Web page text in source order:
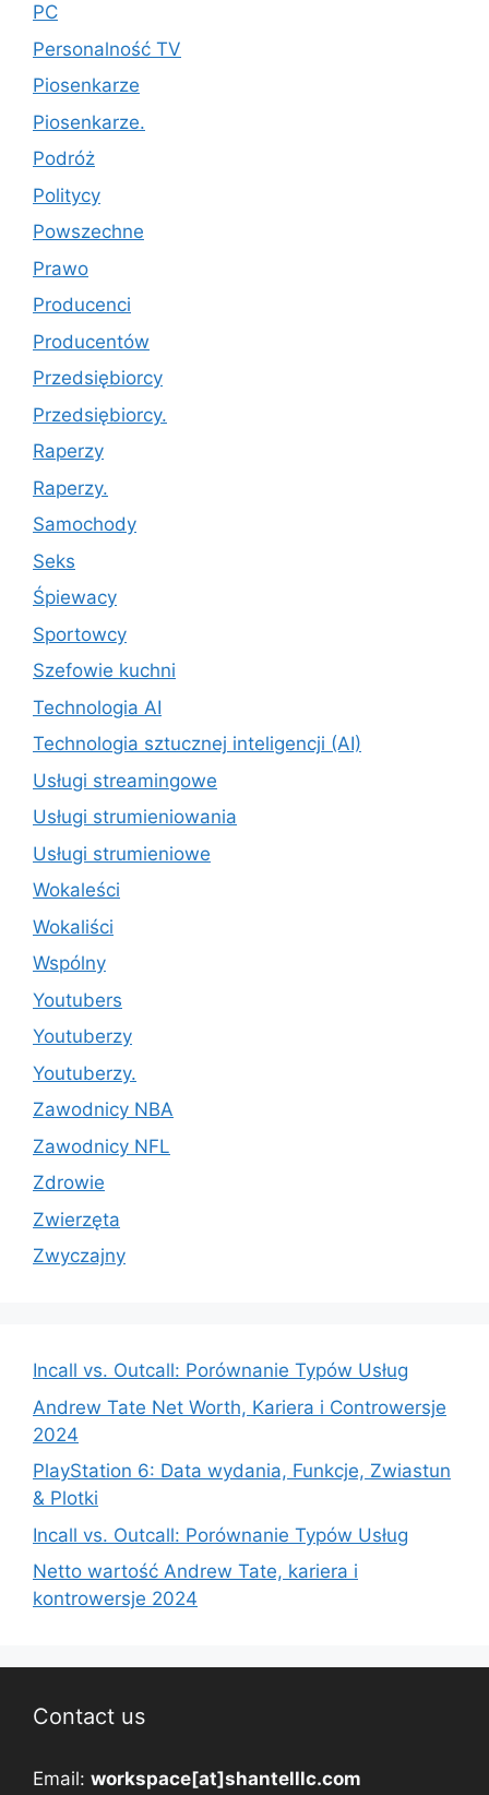
PC
Personalność TV
Piosenkarze
Piosenkarze.
Podróż
Politycy
Powszechne
Prawo
Producenci
Producentów
Przedsiębiorcy
Przedsiębiorcy.
Raperzy
Raperzy.
Samochody
Seks
Śpiewacy
Sportowcy
Szefowie kuchni
Technologia AI
Technologia sztucznej inteligencji (AI)
Usługi streamingowe
Usługi strumieniowania
Usługi strumieniowe
Wokaleści
Wokaliści
Wspólny
Youtubers
Youtuberzy
Youtuberzy.
Zawodnicy NBA
Zawodnicy NFL
Zdrowie
Zwierzęta
Zwyczajny
Incall vs. Outcall: Porównanie Typów Usług
Andrew Tate Net Worth, Kariera i Controwersje
2024
PlayStation 6: Data wydania, Funkcje, Zwiastun
& Plotki
Incall vs. Outcall: Porównanie Typów Usług
Netto wartość Andrew Tate, kariera i
kontrowersje 2024
Contact us
Email: workspace[at]shantelllc.com